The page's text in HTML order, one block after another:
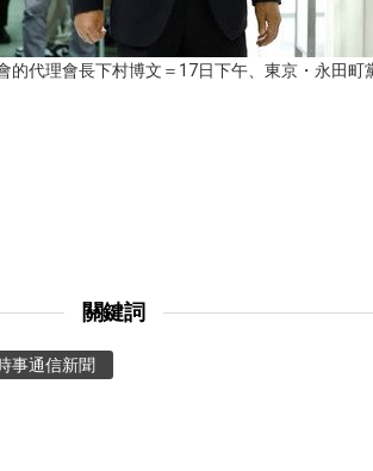
的代理會長下村博文＝17日下午、東京・永田町
關鍵詞
事通信新聞